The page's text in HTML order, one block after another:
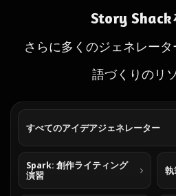
Story
さらに多くのジェネレー
語づくりのリ
すべてのアイデアジェネレーター
Spark: 創作ライティング
演習
執